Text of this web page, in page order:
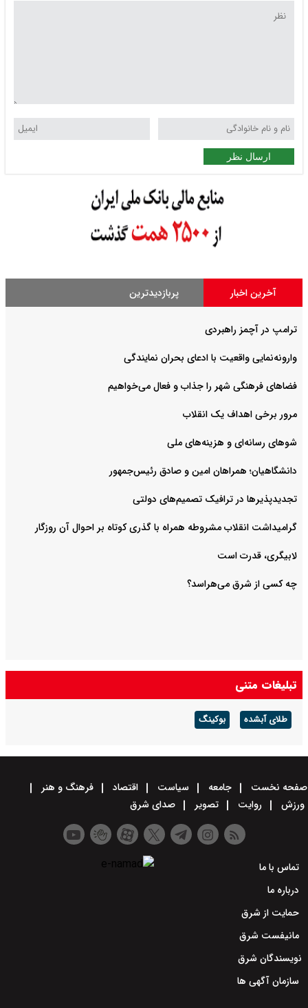
ارسال نظر
آخرین اخبار پربازدیدترین
ترامپ در آچمز راهبردی
وارونه‌نمایی واقعیت با ادعای بحران نمایندگی
فضا‌های فرهنگی شهر را جذاب و فعال می‌‌خواهیم
مرور برخی اهداف یک انقلاب
شوهای رسانه‌ای و هزینه‌های ملی
دانشگاهیان؛ همراهان امین و صادق رئیس‌جمهور
تجدیدپذیرها در ترافیک تصمیم‌های دولتی
گرامیداشت انقلاب مشروطه همراه با گذری کوتاه بر احوال آن روزگار
لابیگری، قدرت است
چه کسی از شرق می‌هراسد؟
تبلیغات متنی
طلای آبشده بوکینگ
صفحه نخست جامعه سیاست اقتصاد
فرهنگ و هنر
ورزش
روایت تصویر صدای شرق
تماس با ما
درباره ما
حمایت از شرق
مانیفست شرق
نویسندگان شرق
سازمان آگهی ها